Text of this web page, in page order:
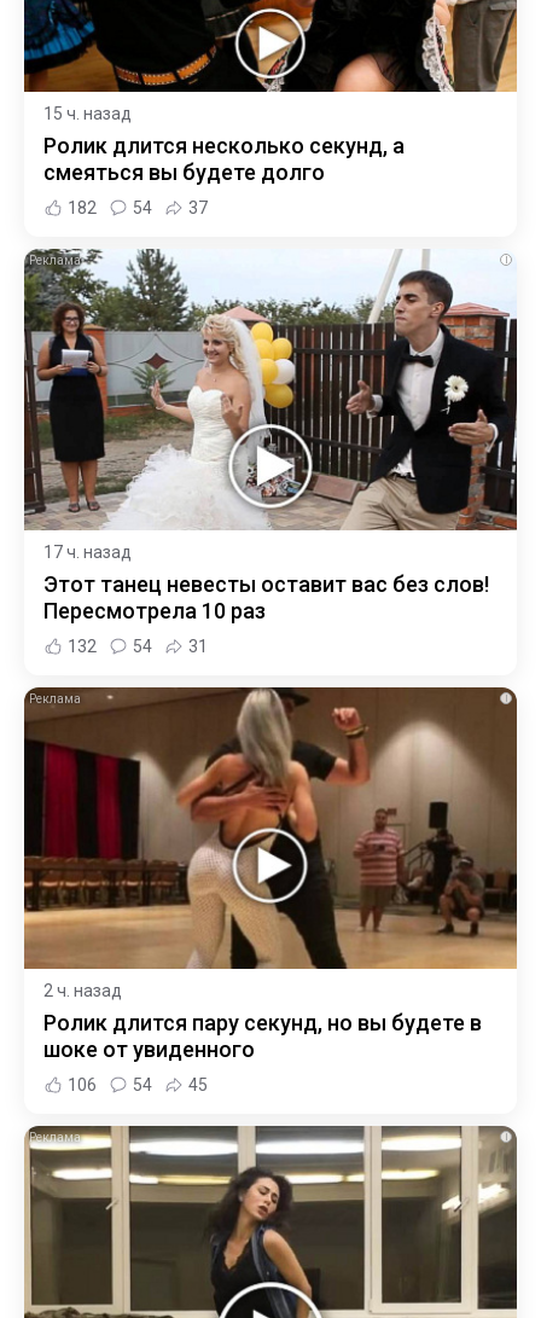
15 ч. назад
Ролик длится несколько секунд, а
смеяться вы будете долго
182 54 37
i
17 ч. назад
Этот танец невесты оставит вас без слов!
Пересмотрела 10 раз
132 54 31
i
2 ч. назад
Ролик длится пару секунд, но вы будете в
шоке от увиденного
106 54 45
i